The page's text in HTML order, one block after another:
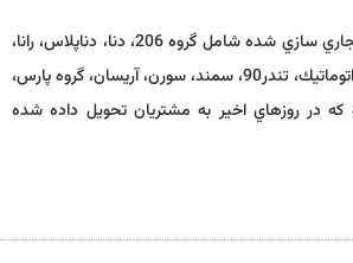
گفتني است، خودروهاي تجاري سازي شده شامل گروه 206، دنا، دناپلاس، رانا،
پژو 207، تندر90 پلاس و اتوماتيك، تندر90،‌ سمند، سورن، آريسان، گروه پارس،
پژو 2008 بوده كه در روزهاي اخير به مشتريان تحويل داده شده